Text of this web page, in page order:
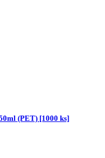
(PET) [1000 ks]